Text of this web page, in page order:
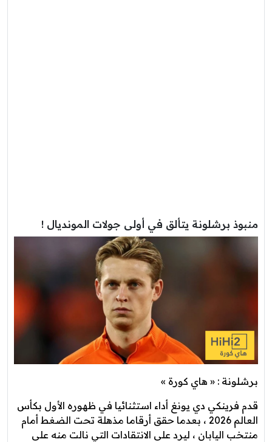
منبوذ برشلونة يتألق في أولى جولات المونديال !
برشلونة : « هاي كورة »
قدم فرينكي دي يونغ أداء استثنائيا في ظهوره الأول بكأس
العالم 2026 ، بعدما حقق أرقاما مذهلة تحت الضغط أمام
منتخب اليابان ، ليرد على الانتقادات التي نالت منه على